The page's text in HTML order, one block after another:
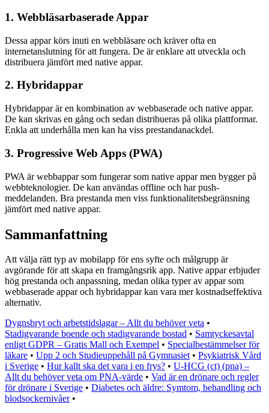
1. Webbläsarbaserade Appar
Dessa appar körs inuti en webbläsare och kräver ofta en
internetanslutning för att fungera. De är enklare att utveckla och
distribuera jämfört med native appar.
2. Hybridappar
Hybridappar är en kombination av webbaserade och native appar.
De kan skrivas en gång och sedan distribueras på olika plattformar.
Enkla att underhålla men kan ha viss prestandanackdel.
3. Progressive Web Apps (PWA)
PWA är webbappar som fungerar som native appar men bygger på
webbteknologier. De kan användas offline och har push-
meddelanden. Bra prestanda men viss funktionalitetsbegränsning
jämfört med native appar.
Sammanfattning
Att välja rätt typ av mobilapp för ens syfte och målgrupp är
avgörande för att skapa en framgångsrik app. Native appar erbjuder
hög prestanda och anpassning, medan olika typer av appar som
webbaserade appar och hybridappar kan vara mer kostnadseffektiva
alternativ.
Dygnsbryt och arbetstidslagar – Allt du behöver veta •
Stadigvarande boende och stadigvarande bostad • Samtyckesavtal
enligt GDPR – Gratis Mall och Exempel • Specialbestämmelser för
läkare • Upp 2 och Studieuppehåll på Gymnasiet• Psykiatrisk Vård
i Sverige • Hur kallt ska det vara i en frys? • U-HCG (ct) (pna) –
Allt du behöver veta om PNA-värde • Vad är en drönare och regler
för drönare i Sverige • Diabetes och äldre: Symtom, behandling och
blodsockernivåer•